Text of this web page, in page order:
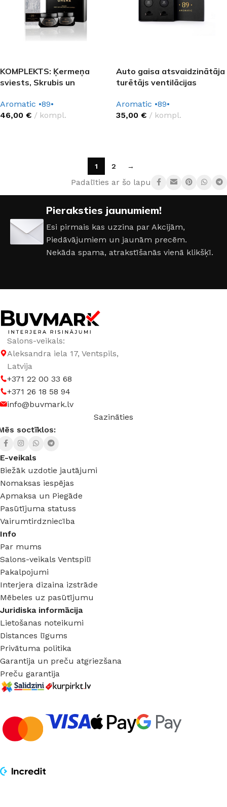
KOMPLEKTS: Ķermeņa
sviests, Skrubis un
Aromatic 89
Aromatic •89•
46,00 € kompl.
Auto gaisa atsvaidzinātāja
turētājs ventilācijas
Aromatic •89•
35,00 € kompl.
1 2 →
Padalīties ar šo lapu:
Pieraksties jaunumiem!
Esi pirmais kas uzzina par Akcijām,
Piedāvājumiem un jaunām precēm.
Nekāda spama, atrakstīšanās vienā klikšķī.
Salons-veikals:
Aleksandra iela 17, Ventspils,
Latvija
+371 22 00 33 68
+371 26 18 58 94
info@buvmark.lv
Sazināties
soctīklos:
E-veikals
Biežāk uzdotie jautājumi
Nomaksas iespējas
Apmaksa un Piegāde
Pasūtījuma statuss
Vairumtirdzniecība
Info
Par mums
Salons-veikals Ventspilī
Pakalpojumi
Interjera dizaina izstrāde
Mēbeles uz pasūtījumu
Juridiska informācija
Lietošanas noteikumi
Distances līgums
Privātuma politika
Garantija un preču atgriezšana
Preču garantija